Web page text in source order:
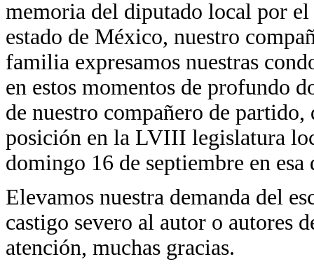
memoria del diputado local por
estado de México, nuestro
familia expresamos nuestras
en estos momentos de profundo
de nuestro compañero de
posición en la LVIII legislatura
domingo 16 de septiembre en esa
Elevamos nuestra demanda del
castigo severo al autor o autores
atención, muchas gracias.